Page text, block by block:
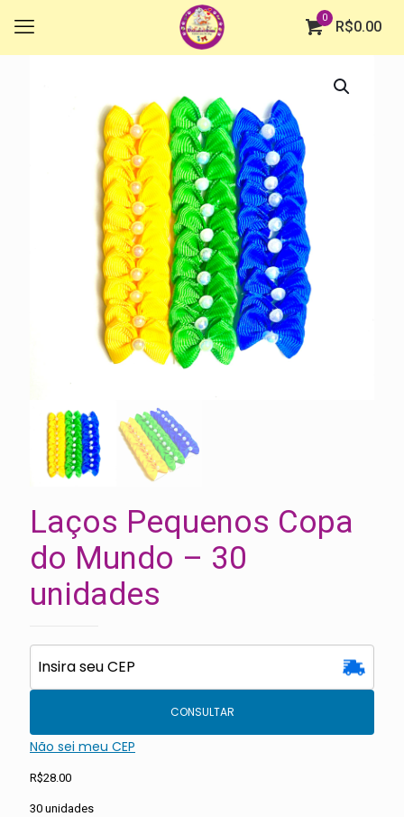
0
R$0.00
Laços Pequenos Copa
do Mundo – 30
unidades
CONSULTAR
Não sei meu CEP
R$28.00
30 unidades